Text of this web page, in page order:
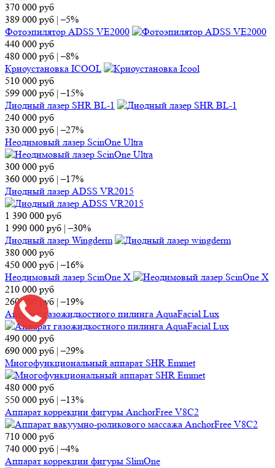
370 000 руб
389 000 руб |–5%
Фотоэпилятор ADSS VE2000
440 000 руб
480 000 руб |–8%
Криоустановка ICOOL
510 000 руб
599 000 руб |–15%
Диодный лазер SHR BL-1
240 000 руб
330 000 руб |–27%
Неодимовый лазер ScinOne Ultra
300 000 руб
360 000 руб |–17%
Диодный лазер ADSS VR2015
1 390 000 руб
1 990 000 руб |–30%
Диодный лазер Wingderm
380 000 руб
450 000 руб |–16%
Неодимовый лазер ScinOne X
210 000 руб
260 000 руб |–19%
Аппарат газожидкостного пилинга AquaFacial Lux
490 000 руб
690 000 руб |–29%
Многофункциональный аппарат SHR Emmet
480 000 руб
550 000 руб |–13%
Аппарат коррекции фигуры AnchorFree V8C2
710 000 руб
740 000 руб |–4%
Аппарат коррекции фигуры SlimOne